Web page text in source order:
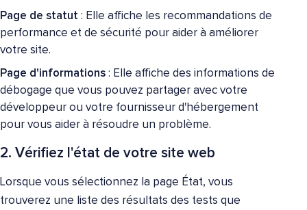
Page de statut : Elle affiche les recommandations de
performance et de sécurité pour aider à améliorer
votre site.
Page d'informations : Elle affiche des informations de
débogage que vous pouvez partager avec votre
développeur ou votre fournisseur d'hébergement
pour vous aider à résoudre un problème.
2. Vérifiez l'état de votre site web
Lorsque vous sélectionnez la page État, vous
trouverez une liste des résultats des tests que